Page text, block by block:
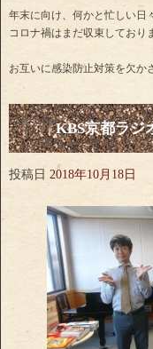
年末に向け、何かと忙しい日
コロナ禍はまだ収束しており
お互いに感染防止対策を欠か
KBS京都ラ
投稿日 2018年10月18日